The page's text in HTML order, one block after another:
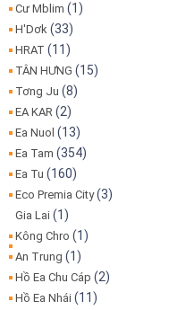
Cư Mblim (1)
H'Dơk (33)
HRAT (11)
TÂN HƯNG (15)
Tơng Ju (8)
EA KAR (2)
Ea Nuol (13)
Ea Tam (354)
Ea Tu (160)
Eco Premia City(3)
Gia Lai (1)
Kông Chro (1)
An Trung (1)
Hồ Ea Chu Cáp (2)
Hồ Ea Nhái (11)